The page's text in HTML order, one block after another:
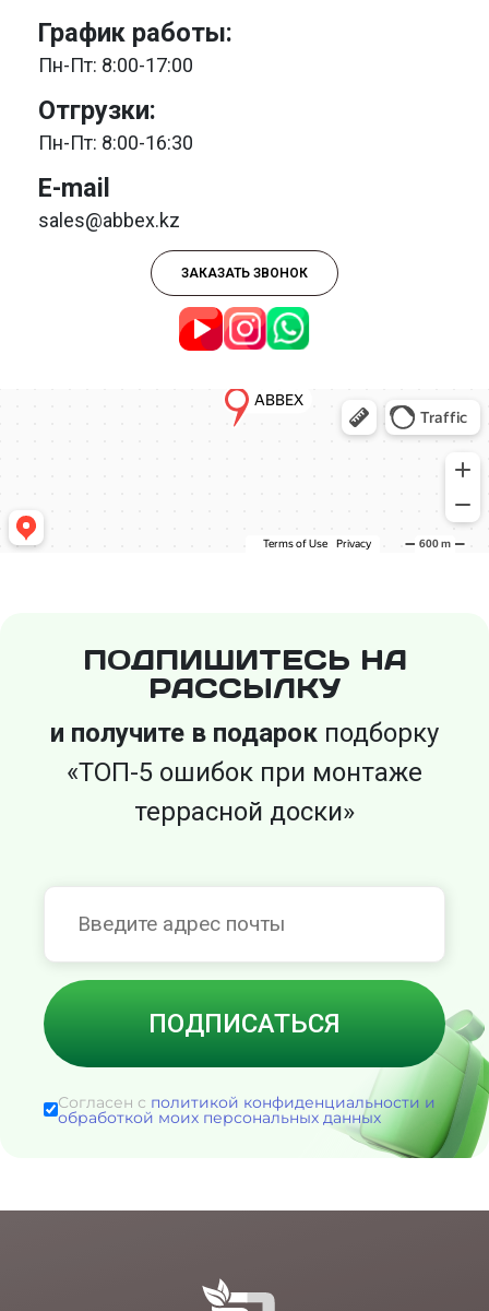
График работы:
Пн-Пт: 8:00-17:00
Отгрузки:
Пн-Пт: 8:00-16:30
E-mail
sales@abbex.kz
ЗАКАЗАТЬ ЗВОНОК
ПОДПИШИТЕСЬ НА
РАССЫЛКУ
и получите в подарок подборку
«ТОП-5 ошибок при монтаже
террасной доски»
Согласен с политикой конфиденциальности и
обработкой моих персональных данных